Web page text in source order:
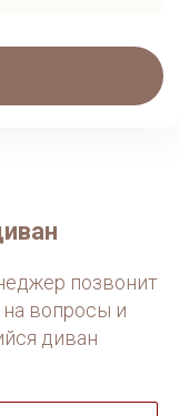
позвонит
на вопросы и
диван